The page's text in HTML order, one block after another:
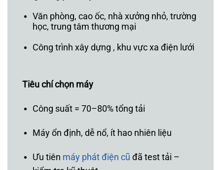
Văn phòng, cao ốc, nhà xưởng nhỏ, trường
học, trung tâm thương mại
Công trình xây dựng , khu vực xa điện lưới
Tiêu chí chọn máy
Công suất = 70–80% tổng tải
Máy ổn định, dễ nổ, ít hao nhiên liệu
Ưu tiên máy phát điện cũ đã test tải –